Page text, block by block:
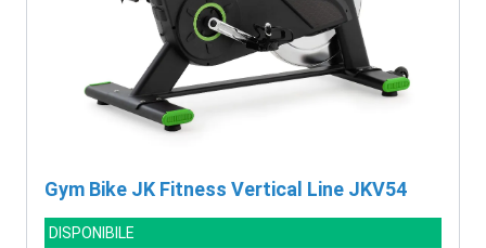
Gym Bike JK Fitness Vertical Line JKV54
DISPONIBILE